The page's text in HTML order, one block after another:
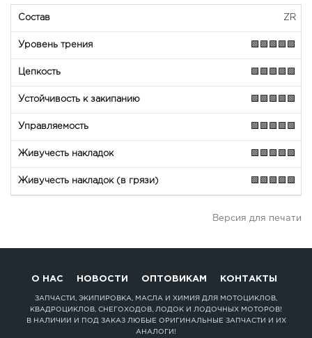
ZR
🟩🟩🟩🟩🟩
🟩🟩🟩🟩🟩
🟩🟩🟩🟩🟩
🟩🟩🟩🟩🟩
🟩🟩🟩🟩🟩
🟩🟩🟩🟩🟩
Версия для печати
О НАС НОВОСТИ ОПТОВИКАМ КОНТАКТЫ
ЗАПЧАСТИ, ЭКИПИРОВКА, МАСЛА И ХИМИЯ ДЛЯ МОТОЦИКЛОВ,
КВАДРОЦИКЛОВ, СНЕГОХОДОВ, ЛОДОК И ЛОДОЧНЫХ МОТОРОВ!
В НАЛИЧИИ И ПОД ЗАКАЗ ЛЮБЫЕ ОРИГИНАЛЬНЫЕ ЗАПЧАСТИ И ИХ
АНАЛОГИ!